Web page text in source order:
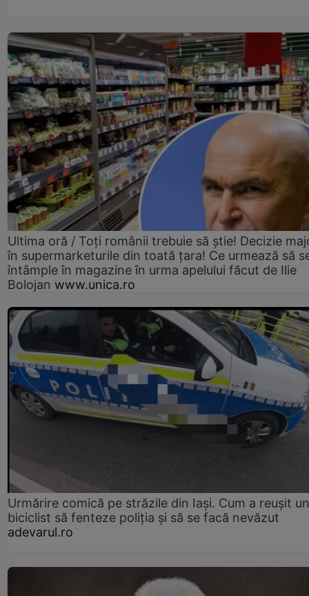
Ultima oră / Toți românii trebuie să știe! Decizie
în supermarketurile din toată țara! Ce urmează să
întâmple în magazine în urma apelului făcut de Ilie
Bolojan www.unica.ro
Urmărire comică pe străzile din Iași. Cum a reușit un
biciclist să fenteze poliția și să se facă nevăzut
adevarul.ro